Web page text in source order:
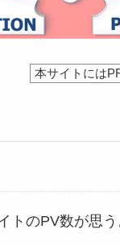
本サイトには
トのPV数が思